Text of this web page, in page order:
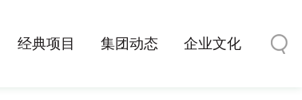
经典项目 集团动态 企业文化